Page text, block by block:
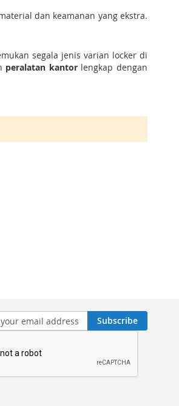
dan keamanan yang ekstra.
segala jenis varian locker di
peralatan kantorlengkap dengan
Subscribe